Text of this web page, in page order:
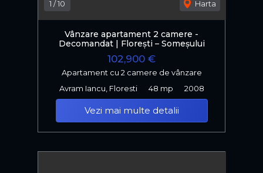
1 /10 Harta
Vânzare apartament 2 camere -
Decomandat | Florești – Someșului
102,900 €
Apartament cu 2 camere de vânzare
Avram Iancu, Floresti
48 mp 2008
Vezi mai multe detalii